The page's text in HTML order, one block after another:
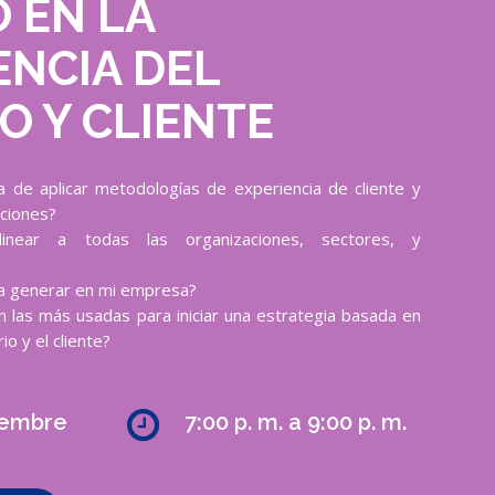
EN LA
DEL
Y CLIENTE
de aplicar metodologías de experiencia de cliente y
a todas las organizaciones, sectores, y
generar en mi empresa?
las más usadas para iniciar una estrategia basada en
y el cliente?
7:00 p. m. a 9:00 p. m.